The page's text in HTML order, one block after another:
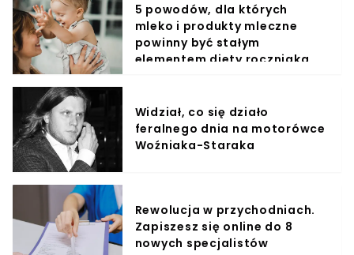
5 powodów, dla których
mleko i produkty mleczne
powinny być stałym
elementem diety roczniaka
Widział, co się działo
feralnego dnia na motorówce
Woźniaka-Staraka
Rewolucja w przychodniach.
Zapiszesz się online do 8
nowych specjalistów